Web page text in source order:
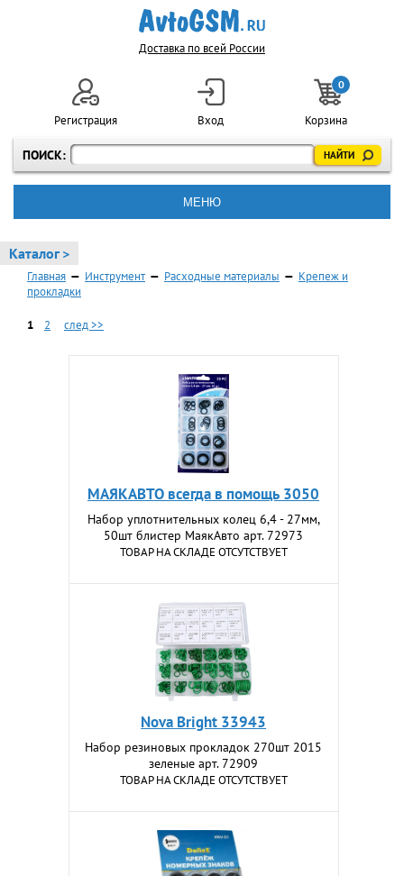
Доставка по всей России
ПОИСК:
Регистрация Вход
0
Корзина
МЕНЮ
Каталог >
Главная — Инструмент — Расходные материалы — Крепеж и
прокладки
1 2 след >>
МАЯКАВТО всегда в помощь 3050
Набор уплотнительных колец 6,4 - 27мм,
50шт блистер МаякАвто арт. 72973
ТОВАР НА СКЛАДЕ ОТСУТСТВУЕТ
Nova Bright 33943
Набор резиновых прокладок 270шт 2015
зеленые арт. 72909
ТОВАР НА СКЛАДЕ ОТСУТСТВУЕТ